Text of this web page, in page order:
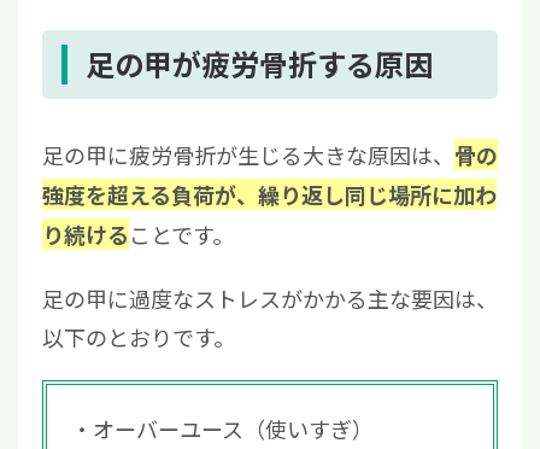
4.2 運動前後のセルフケア
4.3下半身の筋力トレーニング
4.5適切なシューズを着用する
5足の甲が疲労骨折したら安静にして早期改善
を目指そう
足の甲が疲労骨折する原因
足の甲に疲労骨折が生じる大きな原因は、 骨の
強度を超える負荷が、繰り返し同じ場所に加わ
り続けることです。
足の甲に過度なストレスがかかる主な要因は、
以下のとおりです。
オーバーユース（使いすぎ）